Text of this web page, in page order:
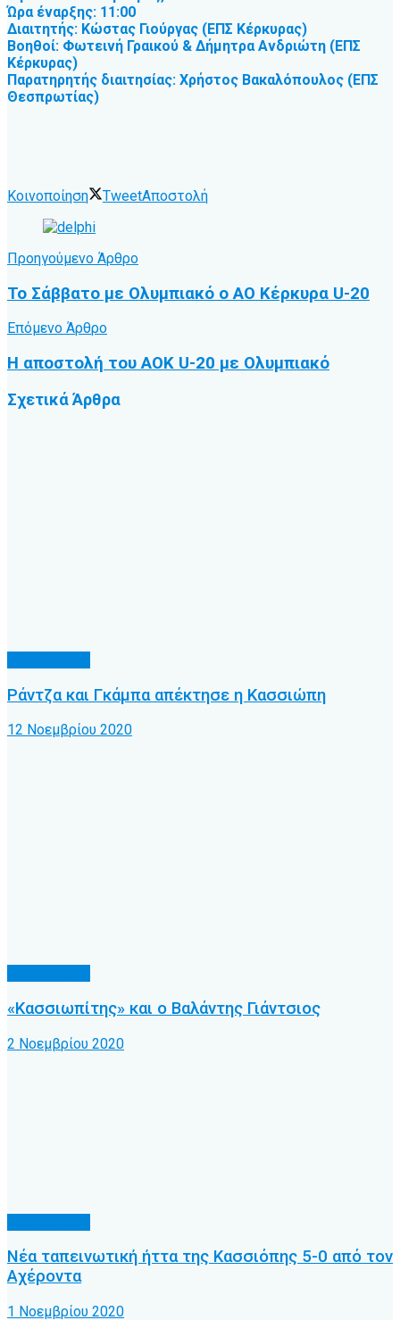
Ώρα έναρξης: 11:00
Διαιτητής: Κώστας Γιούργας (ΕΠΣ Κέρκυρας)
Βοηθοί: Φωτεινή Γραικού & Δήμητρα Ανδριώτη (ΕΠΣ
Κέρκυρας)
Παρατηρητής διαιτησίας: Χρήστος Βακαλόπουλος (ΕΠΣ
Θεσπρωτίας)
Κοινοποίηση TweetΑποστολή
Προηγούμενο Άρθρο
Το Σάββατο με Ολυμπιακό ο ΑΟ Κέρκυρα U-20
Επόμενο Άρθρο
Η αποστολή του ΑΟΚ U-20 με Ολυμπιακό
ΣχετικάΆρθρα
Ράντζα και Γκάμπα απέκτησε η Κασσιώπη
12 Νοεμβρίου 2020
«Κασσιωπίτης» και ο Βαλάντης Γιάντσιος
2 Νοεμβρίου 2020
Νέα ταπεινωτική ήττα της Κασσιόπης 5-0 από τον
Αχέροντα
1 Νοεμβρίου 2020